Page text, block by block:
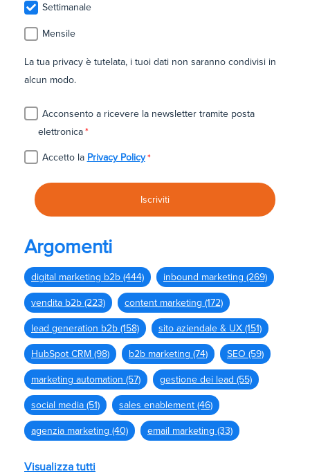
Settimanale
Mensile
La tua privacy è tutelata, i tuoi dati non saranno condivisi in
alcun modo.
Acconsento a ricevere la newsletter tramite posta
elettronica*
Accetto la Privacy Policy *
Argomenti
digital marketing b2b (444) inbound marketing (269)
vendita b2b (223) content marketing (172)
lead generation b2b (158) sito aziendale & UX (151)
HubSpot CRM (98) b2b marketing (74) SEO (59)
marketing automation (57) gestione dei lead (55)
social media (51) sales enablement (46)
agenzia marketing (40) email marketing (33)
Visualizza tutti